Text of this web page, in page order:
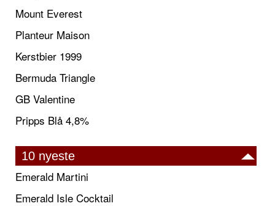
Mount Everest
Planteur Maison
Kerstbier 1999
Bermuda Triangle
GB Valentine
Pripps Blå 4,8%
10 nyeste
Emerald Martini
Emerald Isle Cocktail